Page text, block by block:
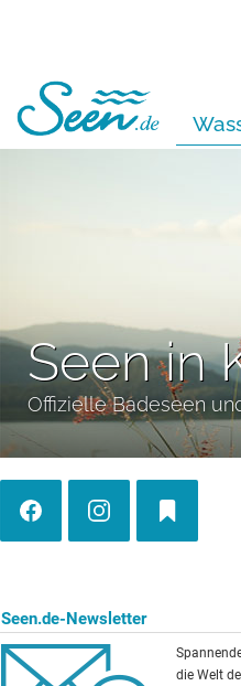
Seen in
Offizielle Badeseen
Seen.de-Newsletter
die Welt